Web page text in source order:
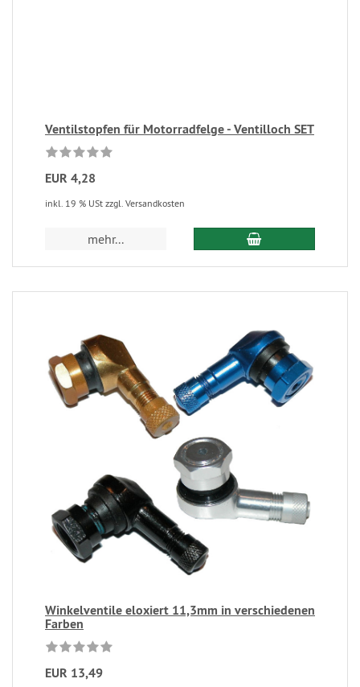
Ventilstopfen für Motorradfelge - Ventilloch SET
EUR 4,28
inkl. 19 % USt zzgl. Versandkosten
mehr...
Winkelventile eloxiert 11,3mm in verschiedenen
Farben
EUR 13,49